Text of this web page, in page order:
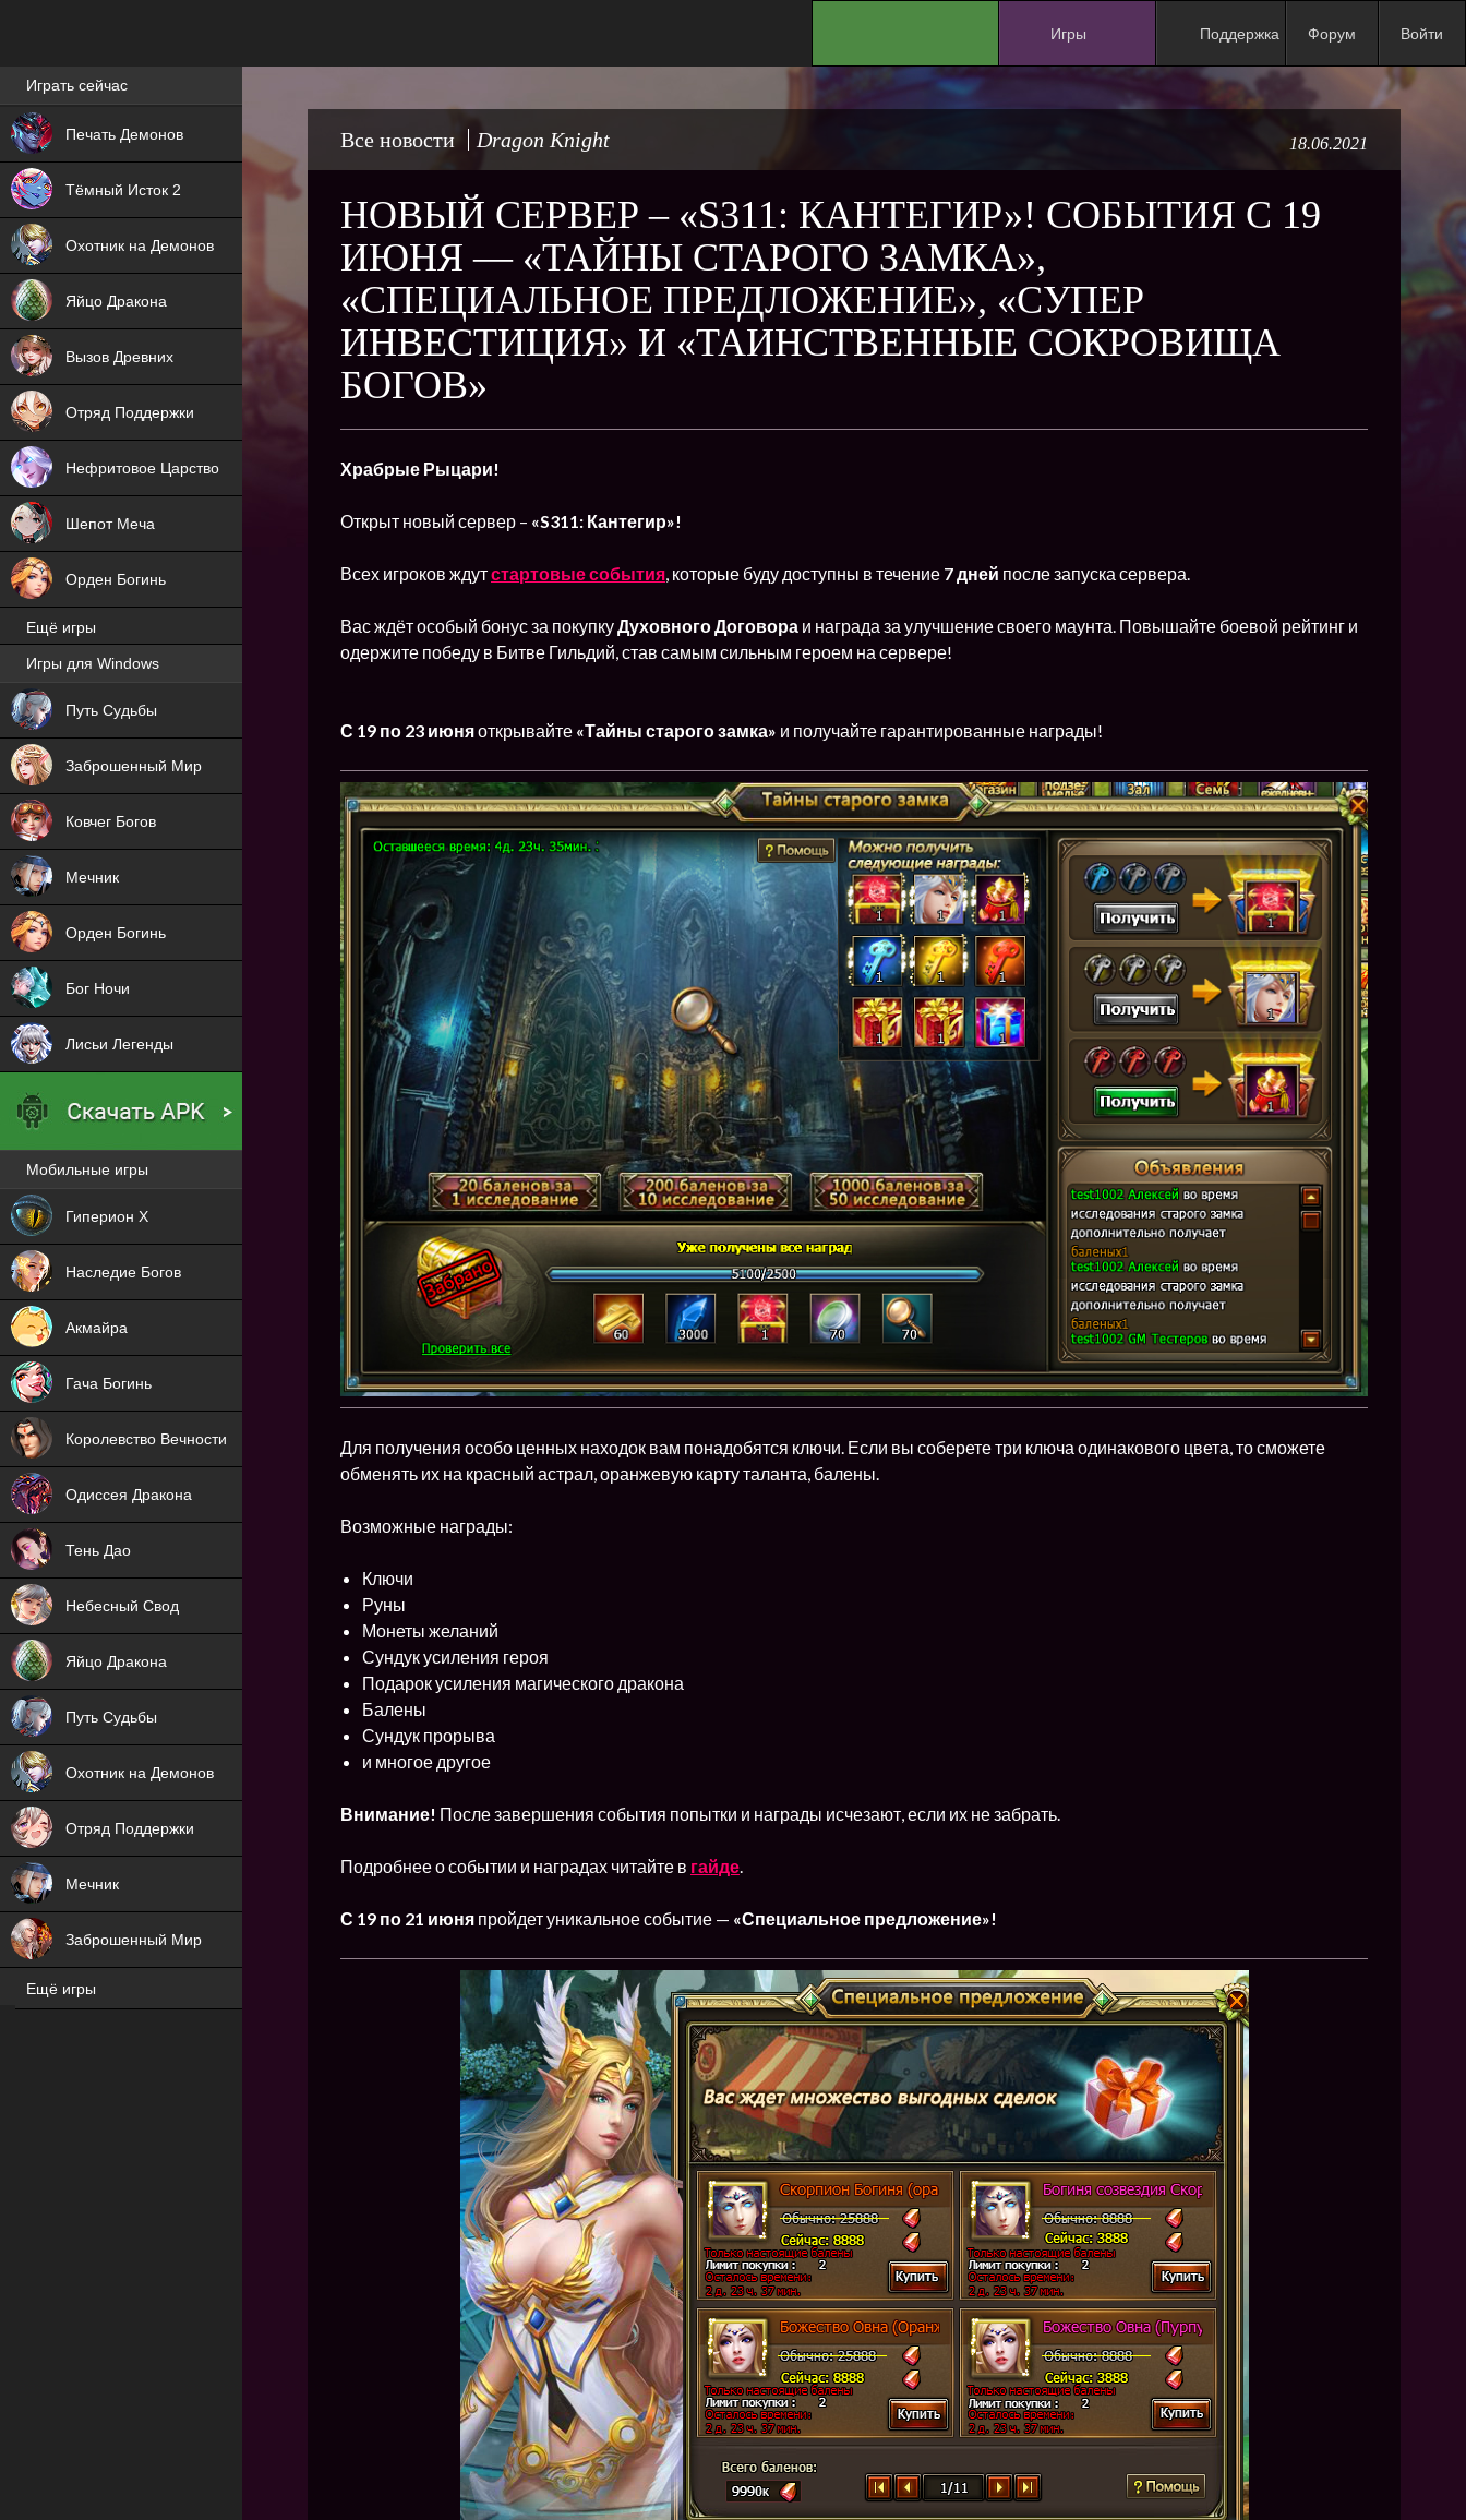
Игры
ХИТ
ХИТ
Поддержка Форум Войти
Все новости Dragon Knight 18.06.2021
НОВЫЙ СЕРВЕР – «S311: КАНТЕГИР»! СОБЫТИЯ С 19
ИЮНЯ — «ТАЙНЫ СТАРОГО ЗАМКА»,
«СПЕЦИАЛЬНОЕ ПРЕДЛОЖЕНИЕ», «СУПЕР
ИНВЕСТИЦИЯ» И «ТАИНСТВЕННЫЕ СОКРОВИЩА
БОГОВ»
Храбрые Рыцари!
Открыт новый сервер – «S311: Кантегир»!
Всех игроков ждутстартовые события, которые буду доступны в течение 7 дней после запуска сервера.
Вас ждёт особый бонус за покупкуДуховного Договора и награда за улучшение своего маунта. Повышайте боевой рейтинг и
одержите победу в Битве Гильдий, став самым сильным героем на сервере!
С 19 по 23 июняоткрывайте «Тайны старого замка» и получайте гарантированные награды!
Для получения особо ценных находок вам понадобятся ключи. Если вы соберете три ключа одинакового цвета, то сможете
обменять их на красный астрал, оранжевую карту таланта, балены.
Возможные награды:
Ключи
Руны
Монеты желаний
Сундук усиления героя
Подарок усиления магического дракона
Балены
Сундук прорыва
и многое другое
Внимание! После завершения события попытки и награды исчезают, если их не забрать.
Подробнее о событии и наградах читайте в гайде.
С 19 по 21 июня пройдет уникальное событие — «Специальное предложение»!
Лучшие игры онлайн
Играть сейчас
Печать Демонов
NEW
Тёмный Исток 2
NEW
Охотник на Демонов
ХИТ
Яйцо Дракона
NEW
Вызов Древних
ХИТ
Отряд Поддержки
ХИТ
Нефритовое Царство
Шепот Меча
Орден Богинь
Ещё игры
Игры для Windows
Путь Судьбы
Заброшенный Мир
NEW
Ковчег Богов
Мечник
Орден Богинь
Бог Ночи
Лисьи Легенды
Мобильные игры
Гиперион Х
Наследие Богов
NEW
Акмайра
NEW
Гача Богинь
NEW
Королевство Вечности
NEW
Одиссея Дракона
NEW
Тень Дао
NEW
Небесный Свод
NEW
Яйцо Дракона
NEW
Путь Судьбы
NEW
Охотник на Демонов
ХИТ
Отряд Поддержки
ХИТ
Мечник
Заброшенный Мир
NEW
Ещё игры
ХИТ